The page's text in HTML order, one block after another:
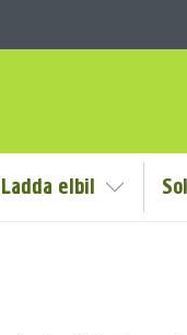
undermeny
Ladda elbil Visa/